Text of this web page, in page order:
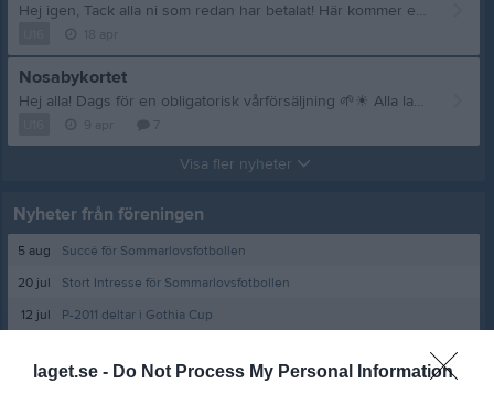
laget.se - Do Not Process My Personal Information
Hej igen, Tack alla ni som redan har betalat! Här kommer en påminnelse till er andra
Nosabykortet
Hej alla! Dags för en obligatorisk vårförsäljning 🌱 ☀ Alla lag i Nosaby kommer i år att sälja ett rabattkort - Nosabykortet. Detta är framtaget tillsammans med klubbens samarbetspartners och ger rabatter hos de företagen. Nosabykortet kostar 150 kr. U16 elit ska sälja 3 Nosabykort per person dvs 3×150 kr. Jag kommer att dela ut korten efter träningarna nästa vecka. Swisha mig 450 kr så snart som möjligt. (0736-310789). Om någon har svårt att betala innan ni sålt korten kan ni höra av er till mig, så försöker vi lösa det. Absolut sista datum för betalning är 1 maj. Giltighetstiden för Nosabykortet är t o m 18 juni så fint om alla kommer igång med försäljning så snart som möjligt.
Visa fler nyheter
Nyheter från föreningen
5 aug
Succé för Sommarlovsfotbollen
20 jul
Stort Intresse för Sommarlovsfotbollen
12 jul
P-2011 deltar i Gothia Cup
21 jun
Anmäl Dig till Sommarlovsfotbollen 4-5 augusti